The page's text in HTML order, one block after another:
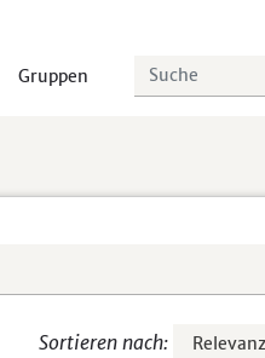
Gruppen
Sortieren nach